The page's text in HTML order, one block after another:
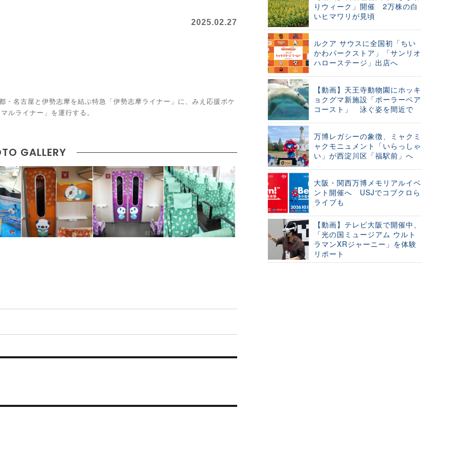
2025.02.27
名古屋と伊勢志摩を結ぶ特急「伊勢志摩ライナー」に、みえ応援ポケ
ルライナー」を運行する。
GALLERY
りウィーク」開催 2万株の白
いヒマワリが見頃
ルクア サウスに全国初「ちい
かわパークストア」「サンリオ
ハローステージ」出店へ
【動画】天王寺動物園にホッキ
ョクグマ新施設「ポーラーベア
コースト」 泳ぐ姿を間近で
万博レガシーの象徴、ミャクミ
ャクモニュメント「いらっしゃ
い」が西淀川区「福駅前」へ
大阪・関西万博メモリアルイベ
ント開催へ USJでコブクロら
ライブも
【動画】テレビ大阪で開催中、
「光の国ミュージアム ウルト
ラマンXRジャーニー」を体験
リポート